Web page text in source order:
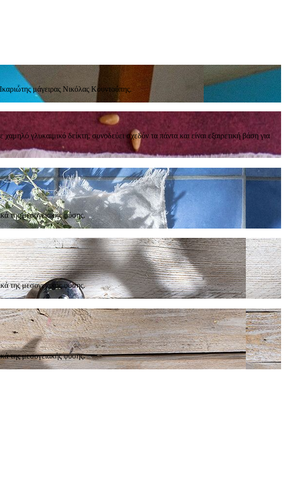
μάγειρας Νικόλας Κουντούπης.
γλυκαιμικό δείκτη, συνοδεύει σχεδόν τα πάντα και είναι εξαιρετική βάση για
της μεσογειακής φύσης.
της μεσογειακής φύσης.
της μεσογειακής φύσης.